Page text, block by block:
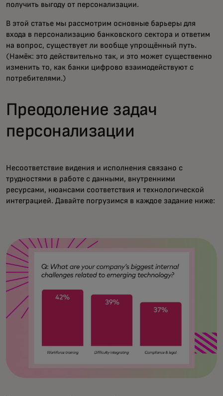
получить выгоду от персонализации.
В этой статье мы рассмотрим основные барьеры для
входа в персонализацию банковского сектора и ответим
на вопрос, существует ли вообще упрощённый путь.
(Намёк: это действительно так, и это может существенно
изменить то, как банки цифрово взаимодействуют с
потребителями.)
Преодоление задач
персонализации
Несоответствие видения и исполнения связано с
трудностями в работе с данными, внутренними
ресурсами, нюансами соответствия и технологической
интеграцией. Давайте погрузимся в каждое задание ниже: